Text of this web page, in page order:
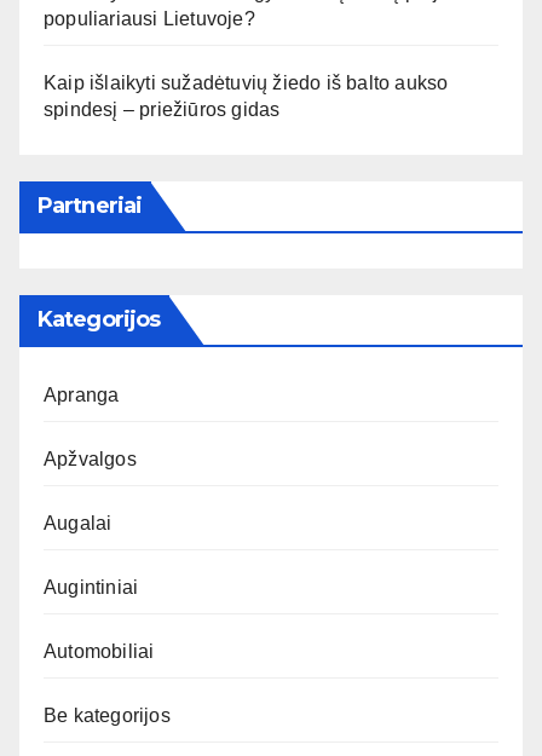
populiariausi Lietuvoje?
Kaip išlaikyti sužadėtuvių žiedo iš balto aukso
spindesį – priežiūros gidas
Partneriai
Kategorijos
Apranga
Apžvalgos
Augalai
Augintiniai
Automobiliai
Be kategorijos